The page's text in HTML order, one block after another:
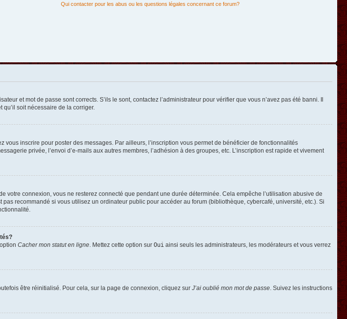
Qui contacter pour les abus ou les questions légales concernant ce forum?
et mot de passe sont corrects. S’ils le sont, contactez l’administrateur pour vérifier que vous n’avez pas été banni. Il
soit nécessaire de la corriger.
inscrire pour poster des messages. Par ailleurs, l’inscription vous permet de bénéficier de fonctionnalités
privée, l’envoi d’e-mails aux autres membres, l’adhésion à des groupes, etc. L’inscription est rapide et vivement
votre connexion, vous ne resterez connecté que pendant une durée déterminée. Cela empêche l’utilisation abusive de
recommandé si vous utilisez un ordinateur public pour accéder au forum (bibliothèque, cybercafé, université, etc.). Si
Cacher mon statut en ligne . Mettez cette option sur Oui ainsi seuls les administrateurs, les modérateurs et vous verrez
être réinitialisé. Pour cela, sur la page de connexion, cliquez sur J’ai oublié mon mot de passe . Suivez les instructions